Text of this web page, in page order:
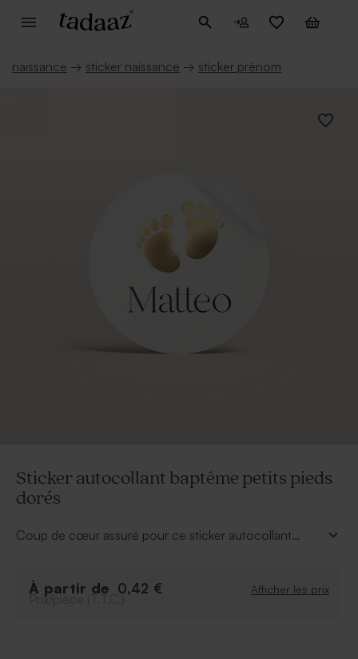
naissance → sticker naissance → sticker prénom
Sticker autocollant baptême petits pieds
dorés
Coup de cœur assuré pour ce sticker autocollant
ajouter une touche tendre et élégante aux cadeaux
À partir de 0,42 € Afficher les prix
Prix/pièce (T.T.C.)